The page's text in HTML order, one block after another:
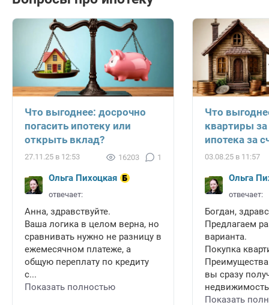
Что выгоднее: досрочно
погасить ипотеку или
открыть вклад?
27.11.25 в 12:53 16203 1
Ольга Пихоцкая
отвечает:
Анна, здравствуйте.
Ваша логика в целом верна, но
сравнивать нужно не разницу в
ежемесячном платеже, а
общую переплату по кредиту
с...
Показать полностью
Что
квартиры
ипотека за
03.08.25 в 11:57
Ольга
отвечает:
Богдан,
Предлагаем
варианта.
Покупка
Преимущества
вы сразу
Показать